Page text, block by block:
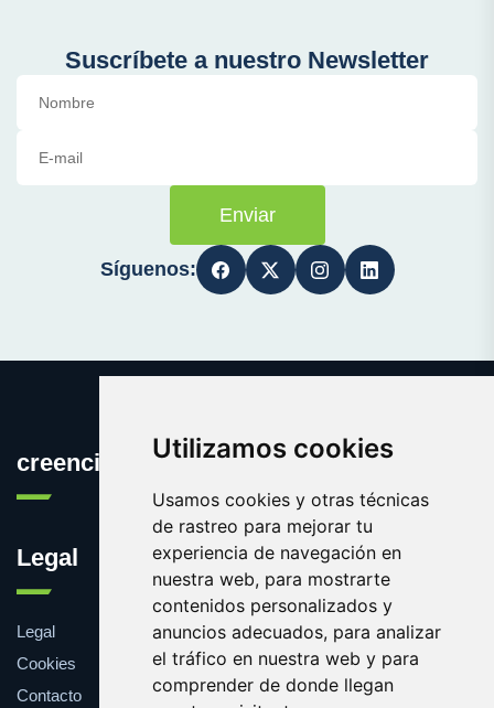
Utilizamos cookies
Usamos cookies y otras técnicas
de rastreo para mejorar tu
experiencia de navegación en
nuestra web, para mostrarte
contenidos personalizados y
anuncios adecuados, para analizar
el tráfico en nuestra web y para
comprender de donde llegan
Suscríbete a nuestro Newsletter
Enviar
Síguenos:
creencia.es
Legal
Legal
Cookies
Contacto